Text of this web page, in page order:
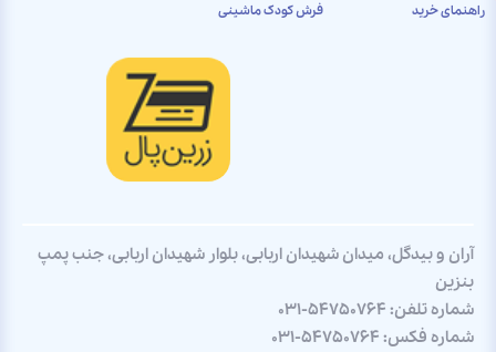
راهنمای خرید
فرش کودک ماشینی
آران و بیدگل، میدان شهیدان اربابی، بلوار شهیدان اربابی، جنب پمپ
بنزین
شماره تلفن: 031-54750764
شماره فکس: 031-54750764